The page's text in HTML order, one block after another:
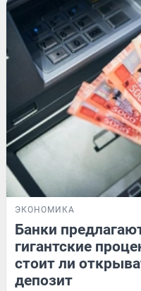
ЭКОНОМИКА
Банки
гигантские
стоит ли
депозит